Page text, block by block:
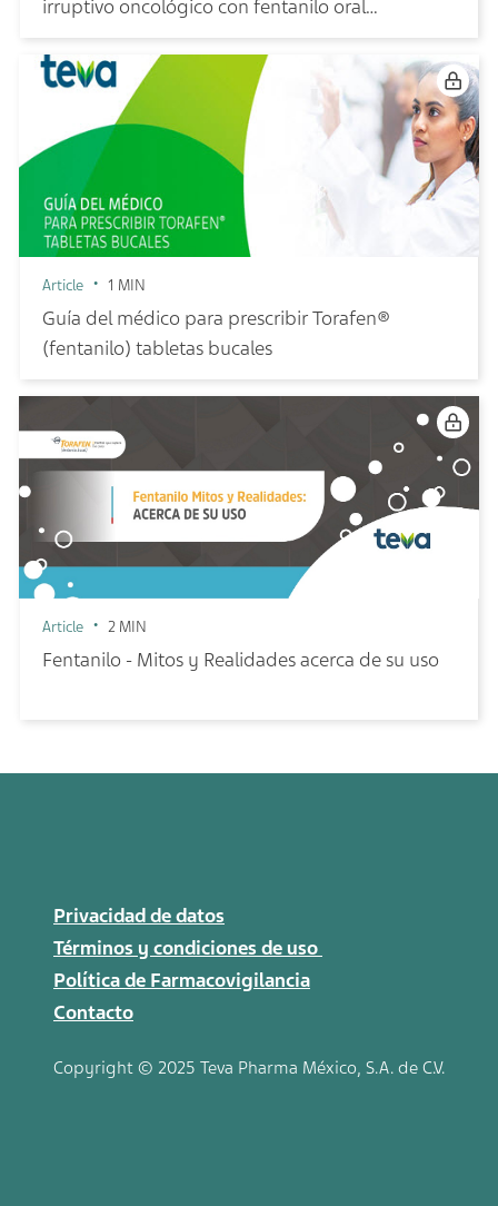
irruptivo oncológico con fentanilo oral
páncreas
Article 1 MIN
Guía del médico para prescribir Torafen®
(fentanilo) tabletas bucales
Article 2 MIN
Fentanilo - Mitos y Realidades acerca de su uso
Privacidad de datos
Términos y condiciones de uso
Política de Farmacovigilancia
Contacto
Copyright © 2025 Teva Pharma México, S.A. de C.V.